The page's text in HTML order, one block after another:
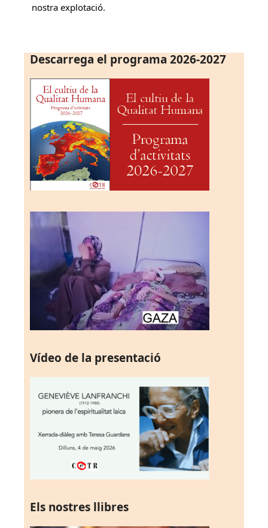
nostra explotació.
Descarrega el programa 2026-2027
Vídeo de la presentació
Els nostres llibres